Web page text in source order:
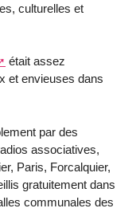
culturelles et
était assez
et envieuses dans
par des
associatives,
Paris, Forcalquier,
gratuitement dans
communales des